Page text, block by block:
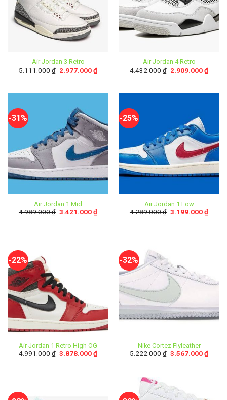
Air Jordan 3 Retro
5.111.000₫ 2.977.000₫
Air Jordan 4 Retro
4.432.000₫ 2.909.000₫
-31%
Air Jordan 1 Mid
4.989.000₫ 3.421.000₫
-25%
Air Jordan 1 Low
4.289.000₫ 3.199.000₫
-22%
Air Jordan 1 Retro High OG
4.991.000₫ 3.878.000₫
-32%
Nike Cortez Flyleather
5.222.000₫ 3.567.000₫